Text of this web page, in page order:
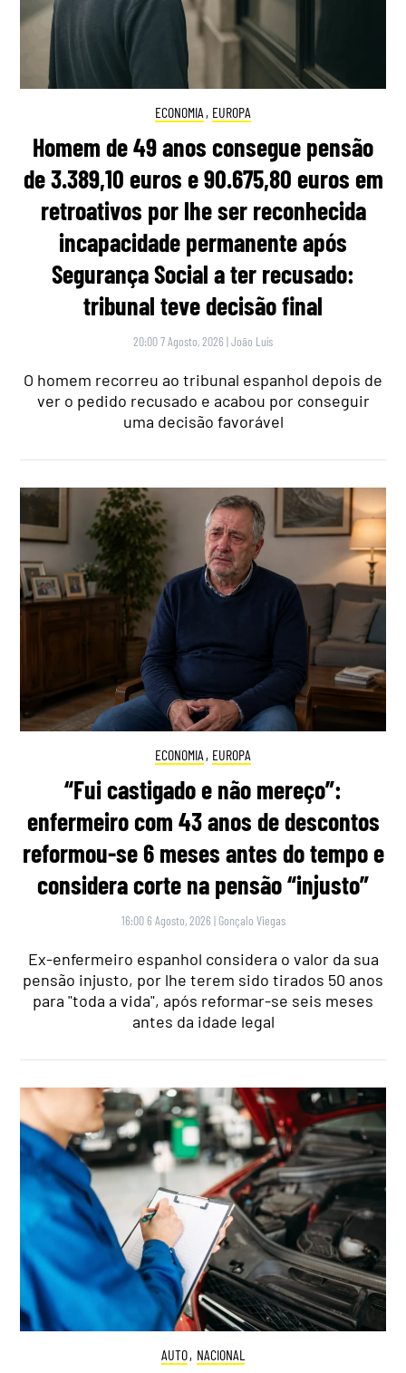
ECONOMIA , EUROPA
Homem de 49 anos consegue pensão
de 3.389,10 euros e 90.675,80 euros em
retroativos por lhe ser reconhecida
incapacidade permanente após
Segurança Social a ter recusado:
tribunal teve decisão final
20:00 7 Agosto, 2026 |João Luís
O homem recorreu ao tribunal espanhol depois de
ver o pedido recusado e acabou por conseguir
uma decisão favorável
ECONOMIA , EUROPA
“Fui castigado e não mereço”:
enfermeiro com 43 anos de descontos
reformou-se 6 meses antes do tempo e
considera corte na pensão “injusto”
16:00 6 Agosto, 2026 | Gonçalo Viegas
Ex-enfermeiro espanhol considera o valor da sua
pensão injusto, por lhe terem sido tirados 50 anos
para "toda a vida", após reformar-se seis meses
antes da idade legal
AUTO, NACIONAL